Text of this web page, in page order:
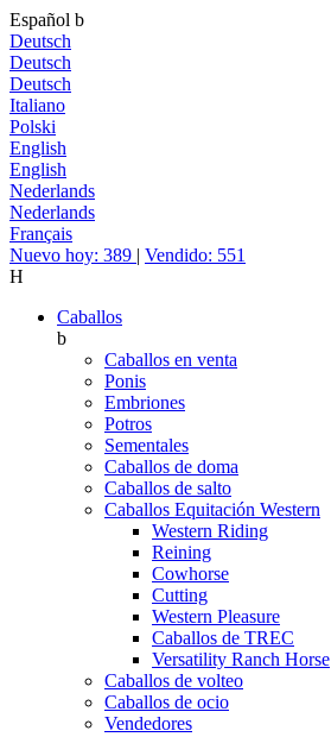
Español b
Deutsch
Deutsch
Deutsch
Italiano
Polski
English
English
Nederlands
Nederlands
Français
Nuevo hoy: 389 | Vendido: 551
H
Caballos
b
Caballos en venta
Ponis
Embriones
Potros
Sementales
Caballos de doma
Caballos de salto
Caballos Equitación Western
Western Riding
Reining
Cowhorse
Cutting
Western Pleasure
Caballos de TREC
Versatility Ranch Horse
Caballos de volteo
Caballos de ocio
Vendedores